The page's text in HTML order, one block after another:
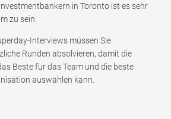
in Toronto ist es sehr
zu sein.
Interviews müssen Sie
Runden absolvieren, damit die
Beste für das Team und die beste
auswählen kann.